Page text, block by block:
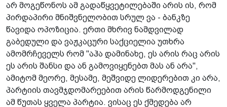
არ მოგეწონოს ამ გადაწყვეტილებაში არის ის, რომ
პირდაპირი მნიშვნელობით სრულ ვა - ბანკზე
წავიდა ოპოზიცია. ერთი მხრივ ნამდვილად
გაბედული და ვაჟკაცური საქციელია უთხრა
ამომრჩეველს რომ "აჰა დამინახე, ეს არის რაც არის
ეს არის შანსი და ან გამოვიყენებთ მას ან არა",
ამიტომ მეორე, მესამე, მეშვიდე ლიდერებით კი არა,
პარტიის თავმჯდომარეებით არის წარმოდგენილი
ამ წუთას ყველა პარტია. ვისაც ეს ქმედება არ